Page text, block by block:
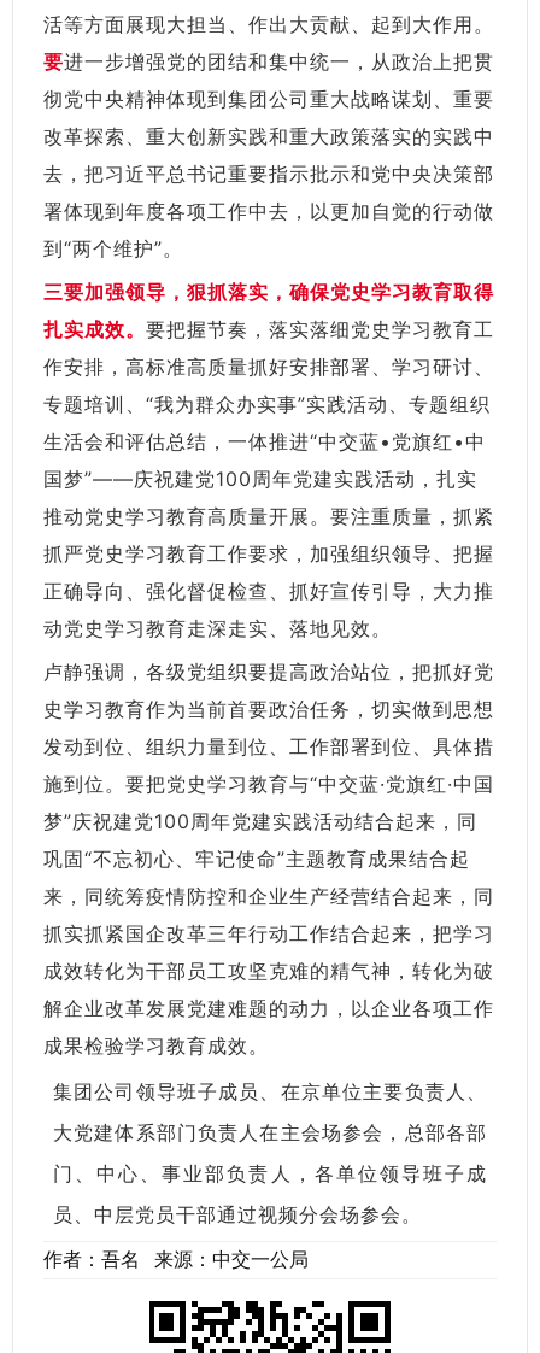
活等方面展现大担当、作出大贡献、起到大作用。
要进一步增强党的团结和集中统一，从政治上把贯
彻党中央精神体现到集团公司重大战略谋划、重要
改革探索、重大创新实践和重大政策落实的实践中
去，把习近平总书记重要指示批示和党中央决策部
署体现到年度各项工作中去，以更加自觉的行动做
到“两个维护”。
三要加强领导，狠抓落实，确保党史学习教育取得
扎实成效。 要把握节奏，落实落细党史学习教育工
作安排，高标准高质量抓好安排部署、学习研讨、
专题培训、“我为群众办实事”实践活动、专题组织
生活会和评估总结，一体推进“中交蓝•党旗红•中
国梦”——庆祝建党100周年党建实践活动，扎实
推动党史学习教育高质量开展。要注重质量，抓紧
抓严党史学习教育工作要求，加强组织领导、把握
正确导向、强化督促检查、抓好宣传引导，大力推
动党史学习教育走深走实、落地见效。
卢静强调，各级党组织要提高政治站位，把抓好党
史学习教育作为当前首要政治任务，切实做到思想
发动到位、组织力量到位、工作部署到位、具体措
施到位。要把党史学习教育与“中交蓝·党旗红·中国
梦”庆祝建党100周年党建实践活动结合起来，同
巩固“不忘初心、牢记使命”主题教育成果结合起
来，同统筹疫情防控和企业生产经营结合起来，同
抓实抓紧国企改革三年行动工作结合起来，把学习
成效转化为干部员工攻坚克难的精气神，转化为破
解企业改革发展党建难题的动力，以企业各项工作
成果检验学习教育成效。
集团公司领导班子成员、在京单位主要负责人、
大党建体系部门负责人在主会场参会，总部各部
门、中心、事业部负责人，各单位领导班子成
员、中层党员干部通过视频分会场参会。
作者：吾名 来源：中交一公局